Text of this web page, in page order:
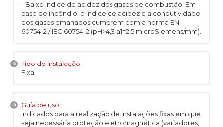
- Baixo índice de acidez dos gases de combustão: Em
caso de incêndio, o índice de acidez e a condutividade
dos gases emanados cumprem com a norma EN
60754-2 / IEC 60754-2 (pH>4,3 a1=2,5 microSiemens/mm).
Tipo de instalação:
Fixa
Guía de uso:
Indicados para a realização de instalações fixas em que
seja necessária proteção eletromagnética (variadores,